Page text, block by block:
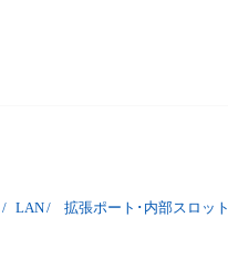
/ LAN/ 拡張ポート･内部スロット